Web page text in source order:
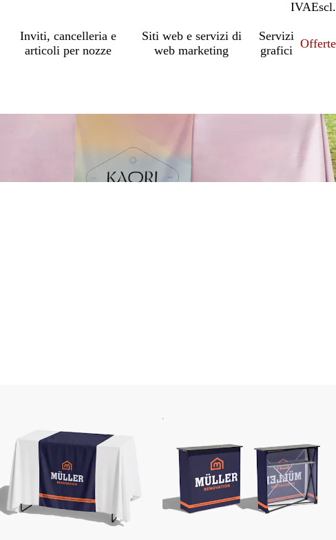
IVAIncl.
Escl.
Inviti, cancelleria e
articoli per nozze
Siti web e servizi di
web marketing
Servizi
grafici
Offerte